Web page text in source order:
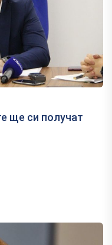
ще си получат